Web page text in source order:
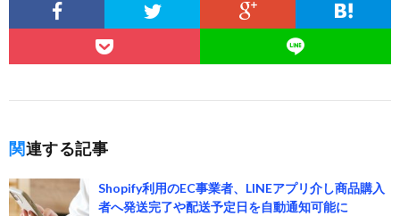
関連する記事
Shopify利用のEC事業者、LINEアプリ介し商品購入
者へ発送完了や配送予定日を自動通知可能に